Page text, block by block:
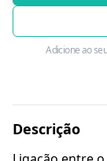
Adicione ao
Descrição